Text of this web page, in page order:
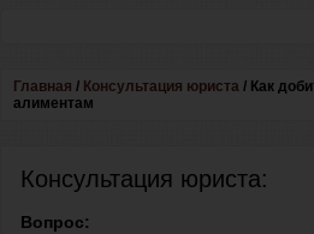
Главная / Консультация юриста / Как
алиментам
Консультация юриста:
Вопрос: